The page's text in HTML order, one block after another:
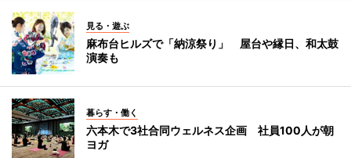
見る・遊ぶ
麻布台ヒルズで「納涼祭り」 屋台や縁日、和太鼓
演奏も
暮らす・働く
六本木で3社合同ウェルネス企画 社員100人が朝
ヨガ